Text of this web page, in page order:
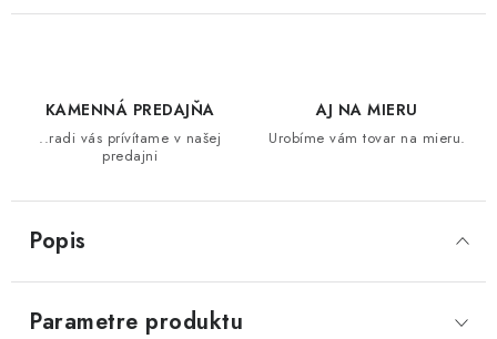
KNIŽNICE A REGÁLY
KVETINÁČE
KAMENNÁ PREDAJŇA
..radi vás prívítame v našej
predajni
AJ NA MIERU
Urobíme vám tovar na mieru.
Popis
Parametre produktu